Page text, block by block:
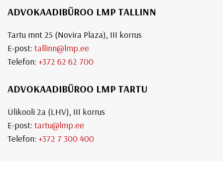
ADVOKAADIBÜROO LMP TALLINN
Tartu mnt 25 (Novira Plaza), III korrus
E-post: tallinn@lmp.ee
Telefon: +372 62 62 700
ADVOKAADIBÜROO LMP TARTU
Ülikooli 2a (LHV), III korrus
E-post: tartu@lmp.ee
Telefon: +372 7 300 400